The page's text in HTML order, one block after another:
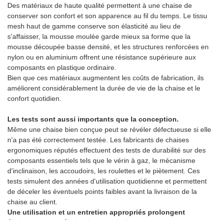
Des matériaux de haute qualité permettent à une chaise de
conserver son confort et son apparence au fil du temps. Le tissu
mesh haut de gamme conserve son élasticité au lieu de
s'affaisser, la mousse moulée garde mieux sa forme que la
mousse découpée basse densité, et les structures renforcées en
nylon ou en aluminium offrent une résistance supérieure aux
composants en plastique ordinaire.
Bien que ces matériaux augmentent les coûts de fabrication, ils
améliorent considérablement la durée de vie de la chaise et le
confort quotidien.
Les tests sont aussi importants que la conception.
Même une chaise bien conçue peut se révéler défectueuse si elle
n'a pas été correctement testée. Les fabricants de chaises
ergonomiques réputés effectuent des tests de durabilité sur des
composants essentiels tels que le vérin à gaz, le mécanisme
d'inclinaison, les accoudoirs, les roulettes et le piètement. Ces
tests simulent des années d'utilisation quotidienne et permettent
de déceler les éventuels points faibles avant la livraison de la
chaise au client.
Une utilisation et un entretien appropriés prolongent